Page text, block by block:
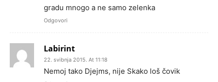
gradu mnogo a ne samo zelenka
Odgovori
Labirint
22. svibnja 2015. At 11:18
Nemoj tako Djejms, nije Skako loš čovik